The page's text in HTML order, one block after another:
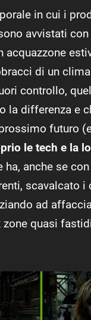
in cui i
avvistati con
acquazzone
di un
controllo,
la differenza e
futuro
le tech e la
ha, anche se
scavalcato i
ad
quasi